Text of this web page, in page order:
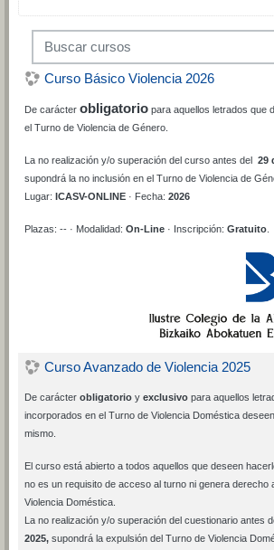
Curso Básico Violencia 2026
De carácter obligatorio para aquellos letrados que
el Turno de Violencia de Género.
La no realización y/o superación del curso antes del 29
supondrá la no inclusión en el Turno de Violencia de
Lugar: ICASV-ONLINE· Fecha: 2026
Plazas: -- · Modalidad: On-Line· Inscripción: Gratuito.
Curso Avanzado de Violencia 2025
De carácter obligatorioy exclusivopara aquellos
incorporados en el Turno de Violencia Doméstica
mismo.
El curso está abierto a todos aquellos que deseen
no es un requisito de acceso al turno ni genera derecho
Violencia Doméstica.
La no realización y/o superación del cuestionario antes
2025,supondrá la expulsión del Turno de Violencia